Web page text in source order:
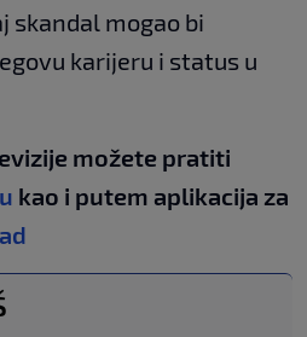
skandal mogao bi
karijeru i status u
možete pratiti
kao i putem aplikacija za